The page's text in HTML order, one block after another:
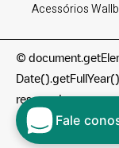
Acessórios
©
reservados.
Termos de utilização|
Fale